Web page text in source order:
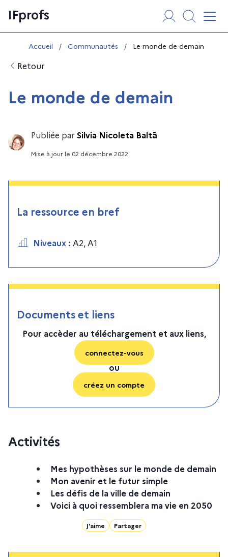
au
contenu
IFprofs
Vous êtes ici :
Accueil / Communautés / Le monde de demain
Retour
Le monde de demain
Publiée parSilvia Nicoleta Baltã
Mise à jourle 02 décembre 2022
La ressource en bref
Niveaux : A2, A1
Documents et liens
Pour accèder au téléchargement et aux liens,
connectez-vous
ou
créez un compte
Activités
Mes hypothèses sur le monde de demain
Mon avenir et le futur simple
Les défis de la ville de demain
Voici à quoi ressemblera ma vie en 2050
J'aime Partager